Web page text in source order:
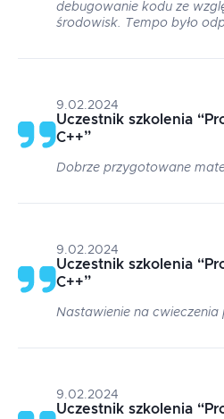
debugowanie kodu ze
środowisk. Tempo było
9.02.2024
Uczestnik szkolenia “
C++”
Dobrze przygotowane
9.02.2024
Uczestnik szkolenia “
C++”
Nastawienie na
9.02.2024
Uczestnik szkolenia “